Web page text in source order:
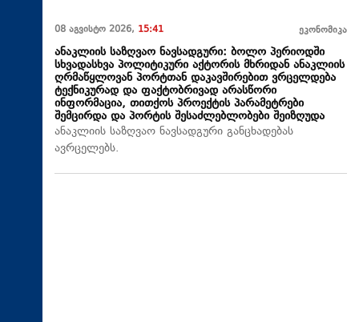
08 აგვისტო 2026, 15:41 ეკონომიკა
ანაკლიის საზღვაო ნავსადგური: ბოლო პერიოდში
სხვადასხვა პოლიტიკური აქტორის მხრიდან ანაკლიის
ღრმაწყლოვან პორტთან დაკავშირებით ვრცელდება
ტექნიკურად და ფაქტობრივად არასწორი
ინფორმაცია, თითქოს პროექტის პარამეტრები
შემცირდა და პორტის შესაძლებლობები შეიზღუდა
ანაკლიის საზღვაო ნავსადგური განცხადებას
ავრცელებს.